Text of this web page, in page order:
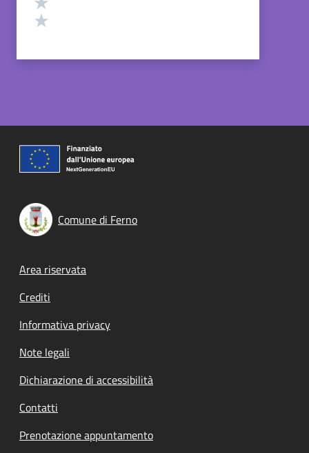
Comune di Ferno
Footer menu
Area riservata
Crediti
Informativa privacy
Note legali
Dichiarazione di accessibilità
Contatti
Prenotazione appuntamento